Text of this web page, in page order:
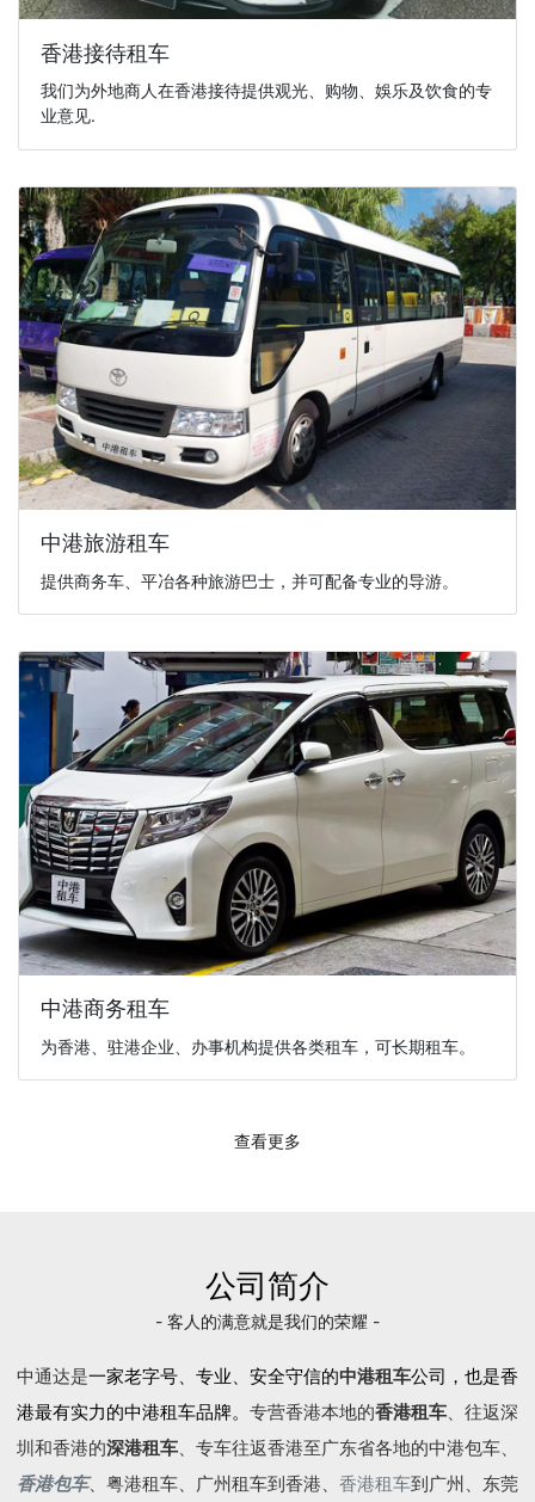
香港接待租车
我们为外地商人在香港接待提供观光、购物、娛乐及饮食的专
业意见.
中港旅游租车
提供商务车、平冶各种旅游巴士，并可配备专业的导游。
中港商务租车
为香港、驻港企业、办事机构提供各类租车，可长期租车。
查看更多
公司简介
- 客人的满意就是我们的荣耀 -
中通达是一家老字号、专业、安全守信的中港租车公司，也是香
港最有实力的中港租车品牌。 专营香港本地的香港租车、往返深
圳和香港的深港租车、专车往返香港至广东省各地的中港包车、
香港包车、 粤港租车、广州租车到香港、 香港租车到广州、东莞